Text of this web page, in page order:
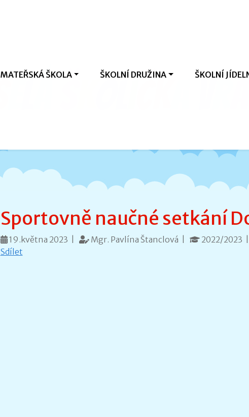
MATEŘSKÁ ŠKOLA ŠKOLNÍ DRUŽINA ŠKOLNÍ
Sportovně naučné setkání
19.května 2023 | Mgr. Pavlína Štanclová | 2022/2023 |
Sdílet